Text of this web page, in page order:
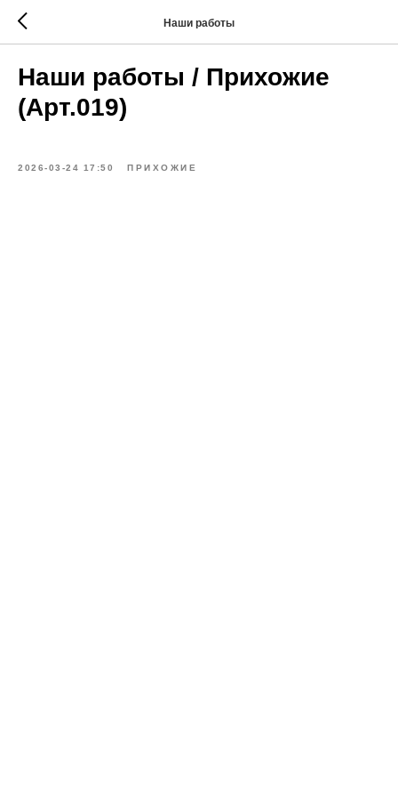
Наши работы
Наши работы / Прихожие
(Арт.019)
2026-03-24 17:50 ПРИХОЖИЕ